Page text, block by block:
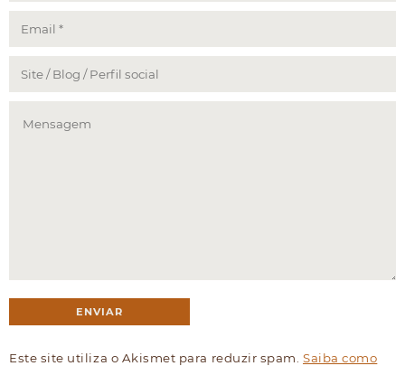
Este site utiliza o Akismet para reduzir spam.Saiba como